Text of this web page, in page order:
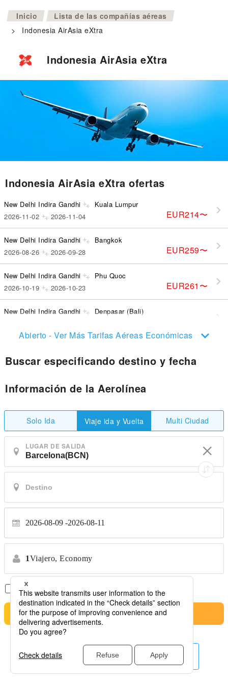
Inicio >
Lista de las compañías aéreas
>
Indonesia AirAsia eXtra
Indonesia AirAsia eXtra
Indonesia AirAsia eXtra ofertas
New Delhi Indira Gandhi Kuala Lumpur
EUR214〜
2026-11-02 2026-11-04
New Delhi Indira Gandhi Bangkok
EUR259〜
2026-08-26 2026-09-28
New Delhi Indira Gandhi Phu Quoc
EUR261 〜
2026-10-19 2026-10-23
New Delhi Indira Gandhi Denpasar (Bali)
Abierto - Ver Más Tarifas Aéreas Económicas
Buscar especificando destino y fecha
Información de la Aerolínea
Solo Ida Viaje ida y Vuelta Multi Ciudad
LUGAR DE SALIDA
2026-08-09 2026-08-11
1Viajero, Economy
Solo Vuelos Directos *No se permiten transferencias
Buscar
Otras aerolíneas aquí.